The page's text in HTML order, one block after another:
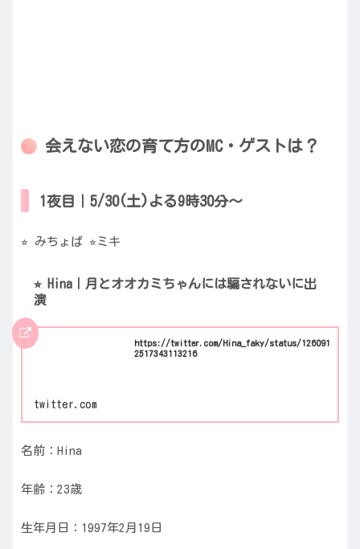
会えない恋の育て方のMC・ゲストは？
1夜目｜5/30(土)よる9時30分〜
⭐︎ みちょぱ ⭐︎ミキ
⭐︎ Hina｜月とオオカミちゃんには騙されないに出
演
https://twitter.com/Hina_faky/status/126091
2517343113216
twitter.com
名前：Hina
年齢：23歳
生年月日：1997年2月19日